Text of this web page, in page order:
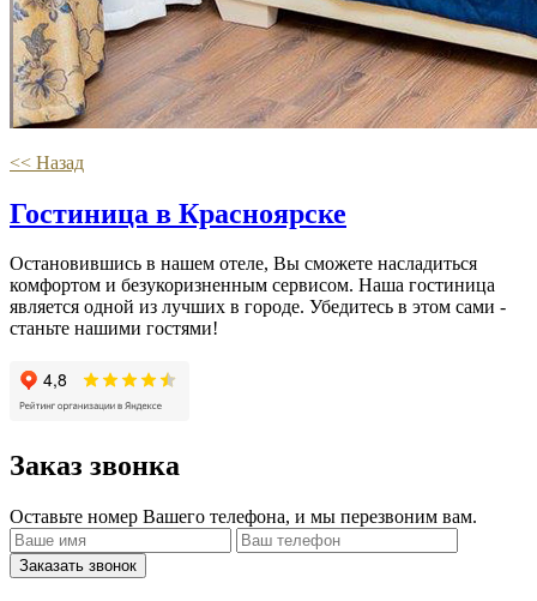
<< Назад
Гостиница в Красноярске
Остановившись в нашем отеле, Вы сможете насладиться
комфортом и безукоризненным сервисом. Наша гостиница
является одной из лучших в городе. Убедитесь в этом сами -
станьте нашими гостями!
Заказ звонка
Оставьте номер Вашего телефона, и мы перезвоним вам.
Заказать звонок